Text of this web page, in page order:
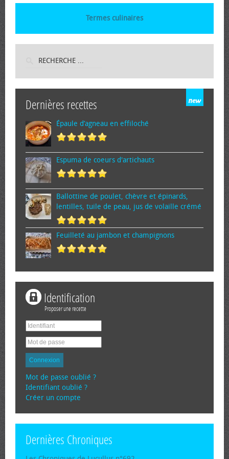
Termes culinaires
Dernières recettes
Épaule d’agneau en effiloché
Espuma de cœurs d'artichauts
Ballottine de poulet, chèvre et épinards,
lentilles, tuile de peau, jus de volaille crémé
Feuilleté au jambon et champignons
Identification
Proposer une recette
Connexion
Mot de passe oublié ?
Identifiant oublié ?
Créer un compte
Dernières Chroniques